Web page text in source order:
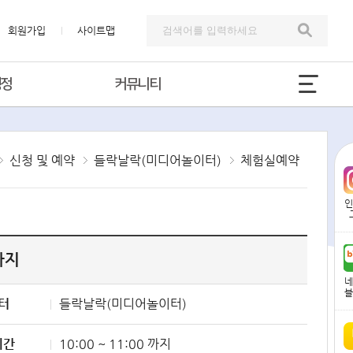
회원가입 사이트맵
커뮤니티
신청 및 예약 들락날락(미디어놀이터) 체험실예약
들락날락(미디어놀이터)
간 10:00 ~ 11:00 까지